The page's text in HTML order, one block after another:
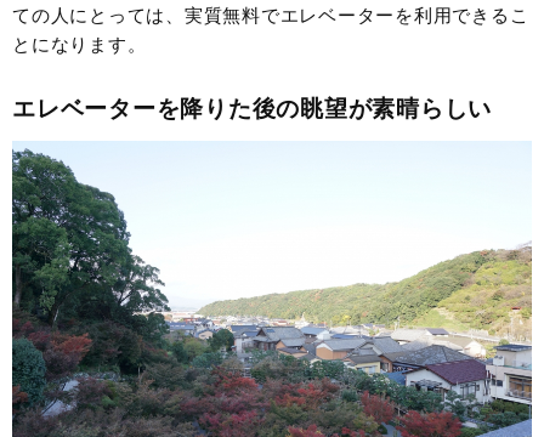
ての人にとっては、実質無料でエレベーターを利用できるこ
とになります。
エレベーターを降りた後の眺望が素晴らしい